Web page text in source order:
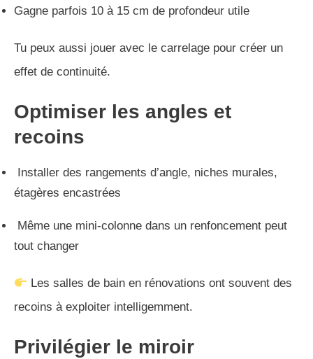
Gagne parfois 10 à 15 cm de profondeur utile
Tu peux aussi jouer avec le carrelage pour créer un
effet de continuité.
Optimiser les angles et
recoins
Installer des rangements d’angle, niches murales,
étagères encastrées
Même une mini-colonne dans un renfoncement peut
tout changer
Les salles de bain en rénovations ont souvent des
recoins à exploiter intelligemment.
Privilégier le miroir